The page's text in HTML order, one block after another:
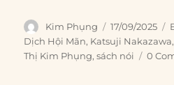
Author
Kim Phụng
Posted
on
17/09/2025
Dịch Hội Mãn, Katsuji Nakazawa,
Thị Kim Phụng,sách nói 0